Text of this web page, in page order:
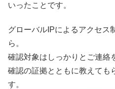
いったことです。
グローバルIPによるアクセス
ら。
確認対象はしっかりとご連絡
確認の証拠とともに教えても
す。